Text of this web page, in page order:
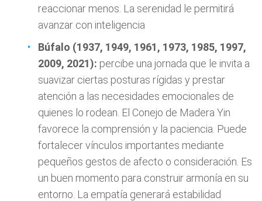
reaccionar menos. La serenidad le permitirá
avanzar con inteligencia
Búfalo (1937, 1949, 1961, 1973, 1985, 1997,
2009, 2021): percibe una jornada que le invita a
suavizar ciertas posturas rígidas y prestar
atención a las necesidades emocionales de
quienes lo rodean. El Conejo de Madera Yin
favorece la comprensión y la paciencia. Puede
fortalecer vínculos importantes mediante
pequeños gestos de afecto o consideración. Es
un buen momento para construir armonía en su
entorno. La empatía generará estabilidad